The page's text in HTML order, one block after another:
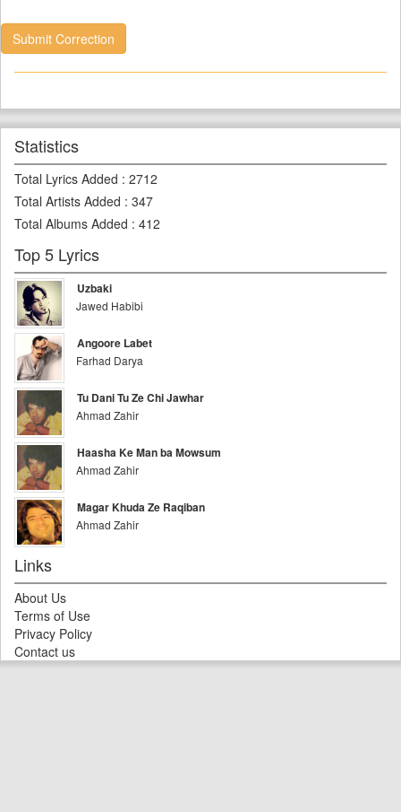
Submit Correction
Statistics
Total Lyrics Added : 2712
Total Artists Added : 347
Total Albums Added : 412
Top 5 Lyrics
Uzbaki
Jawed Habibi
Angoore Labet
Farhad Darya
Tu Dani Tu Ze Chi Jawhar
Ahmad Zahir
Haasha Ke Man ba Mowsum
Ahmad Zahir
Magar Khuda Ze Raqiban
Ahmad Zahir
Links
About Us
Terms of Use
Privacy Policy
Contact us